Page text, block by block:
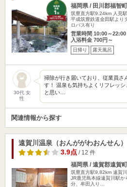
福岡県 / 田川郡福智町
筑豊直方駅9.24km 人見
平成筑豊鉄道金田駅より
ロバス有り
営業時間 10:00～22:00
入浴料金 700円～
日帰り 露天風呂
30代 女
性
掃除が行き届いており、従業員さ
す！ 温泉も気持ちよくリフレッ
と思い…
関連情報から探す
遠賀川温泉（おんががわおんせん）
3.9点/ 12 件
福岡県 / 遠賀郡遠賀町
筑豊直方駅9.82km 遠賀
JR鹿児島本線遠賀川駅
分、牟田入り…